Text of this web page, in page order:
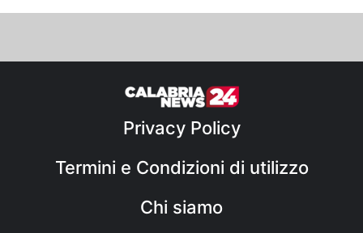
Privacy Policy
Termini e Condizioni di utilizzo
Chi siamo